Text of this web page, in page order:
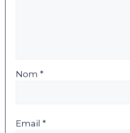
Nom *
Email *